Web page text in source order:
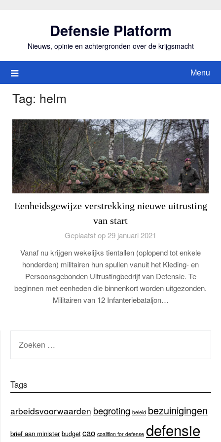
Defensie Platform
Nieuws, opinie en achtergronden over de krijgsmacht
Menu
Tag: helm
Eenheidsgewijze verstrekking nieuwe uitrusting
van start
Geplaatst op 29 januari 2021
Vanaf nu krijgen wekelijks tientallen (oplopend tot enkele
honderden) militairen hun spullen vanuit het Kleding- en
Persoonsgebonden Uitrustingbedrijf van Defensie. Te
beginnen met eenheden die binnenkort worden uitgezonden.
Militairen van 12 Infanteriebataljon…
NAAR:
Tags
arbeidsvoorwaarden begroting beleid bezuinigingen
brief aan minister budget cao coalition for defense defensie